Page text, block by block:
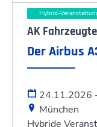
Hybrid-
AK
Der Airbus
24.11.2026
München
Hybride